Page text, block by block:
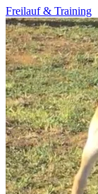
Freilauf & Training